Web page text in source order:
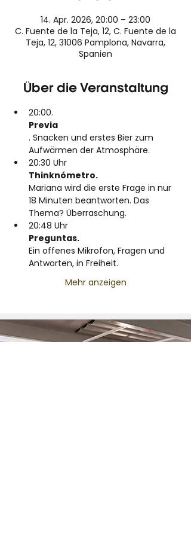
14. Apr. 2026, 20:00 – 23:00
C. Fuente de la Teja, 12, C. Fuente de la
Teja, 12, 31006 Pamplona, Navarra,
Spanien
Über die Veranstaltung
20:00.
Previa
. Snacken und erstes Bier zum
Aufwärmen der Atmosphäre.
20:30 Uhr
Thinknómetro.
Mariana wird die erste Frage in nur
18 Minuten beantworten. Das
Thema? Überraschung.
20:48 Uhr
Preguntas.
Ein offenes Mikrofon, Fragen und
Antworten, in Freiheit.
Mehr anzeigen